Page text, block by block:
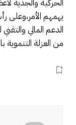
الحركية والجدية
يهمهم الأمر،وعلى
الدعم المالي
من العزلة التنموية